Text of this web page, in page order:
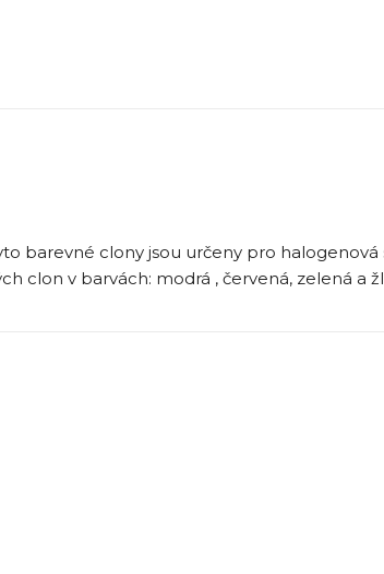
barevné clony jsou určeny pro halogenová
clon v barvách: modrá , červená, zelená a